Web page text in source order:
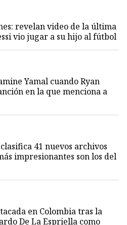
revelan video de la última
vio jugar a su hijo al fútbol
Yamal cuando Ryan
en la que menciona a
41 nuevos archivos
impresionantes son los del
en Colombia tras la
De La Espriella como